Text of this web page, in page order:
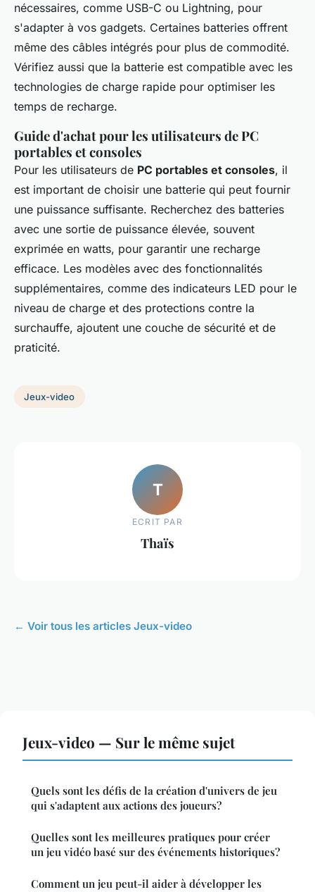
nécessaires, comme USB-C ou Lightning, pour
s'adapter à vos gadgets. Certaines batteries offrent
même des câbles intégrés pour plus de commodité.
Vérifiez aussi que la batterie est compatible avec les
technologies de charge rapide pour optimiser les
temps de recharge.
Guide d'achat pour les utilisateurs de PC
portables et consoles
Pour les utilisateurs de PC portables et consoles, il
est important de choisir une batterie qui peut fournir
une puissance suffisante. Recherchez des batteries
avec une sortie de puissance élevée, souvent
exprimée en watts, pour garantir une recharge
efficace. Les modèles avec des fonctionnalités
supplémentaires, comme des indicateurs LED pour le
niveau de charge et des protections contre la
surchauffe, ajoutent une couche de sécurité et de
praticité.
Jeux-video
T
ECRIT PAR
Thaïs
← Voir tous les articles Jeux-video
Jeux-video — Sur le même sujet
Quels sont les défis de la création d'univers de jeu
qui s'adaptent aux actions des joueurs?
Quelles sont les meilleures pratiques pour créer
un jeu vidéo basé sur des événements historiques?
Comment un jeu peut-il aider à développer les